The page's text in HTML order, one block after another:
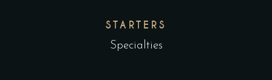
STARTERS
Specialties